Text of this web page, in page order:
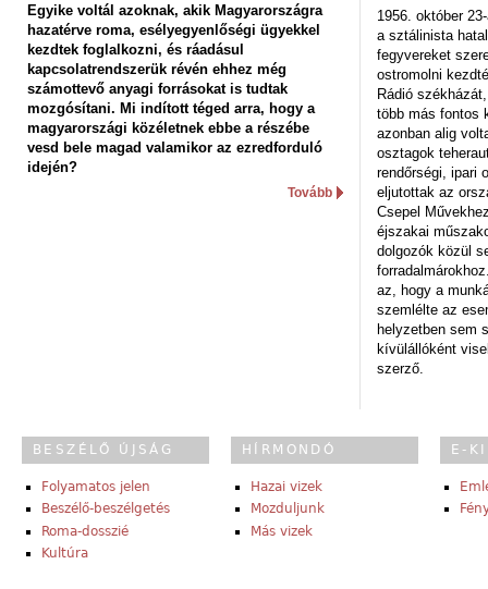
Egyike voltál azoknak, akik Magyarországra
hazatérve roma, esélyegyenlőségi ügyekkel
kezdtek foglalkozni, és ráadásul
kapcsolatrendszerük révén ehhez még
számottevő anyagi forrásokat is tudtak
mozgósítani. Mi indított téged arra, hogy a
magyarországi közéletnek ebbe a részébe
vesd bele magad valamikor az ezredforduló
idején?
Tovább
1956. október
a sztálinista
fegyvereket
ostromolni
Rádió
több más fontos
azonban alig
osztagok
rendőrségi, ipari
eljutottak az
Csepel
éjszakai
dolgozók közül
az, hogy a
szemlélte az
helyzetben sem
kívülállóként
szerző.
BESZÉLŐ ÚJSÁG
Folyamatos jelen
Beszélő-beszélgetés
Roma-dosszié
Kultúra
HÍRMONDÓ
Hazai vizek
Mozduljunk
Más vizek
E-